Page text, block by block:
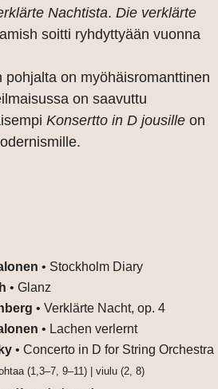
Nachtista. Die verklärte
soitti ryhdyttyään vuonna
pohjalta on myöhäisromanttinen
on saavuttu
Konsertto in D jousille on
• Stockholm Diary
• Glanz
• Verklärte Nacht, op. 4
• Lachen verlernt
• Concerto in D for String Orchestra
(1,3–7, 9–11) | viulu (2, 8)